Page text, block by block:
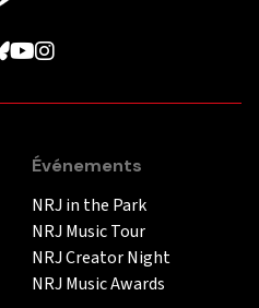
Événements
NRJ in the Park
NRJ Music Tour
NRJ Creator Night
NRJ Music Awards